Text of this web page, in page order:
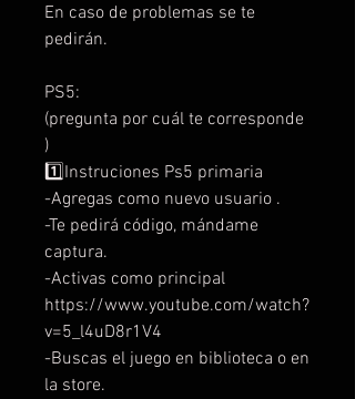
En caso de problemas se te
pedirán.
PS5:
(pregunta por cuál te corresponde
)
1️⃣Instruciones Ps5 primaria
-Agregas como nuevo usuario .
-Te pedirá código, mándame
captura.
-Activas como principal
https://www.youtube.com/watch?
v=5_l4uD8r1V4
-Buscas el juego en biblioteca o en
la store.